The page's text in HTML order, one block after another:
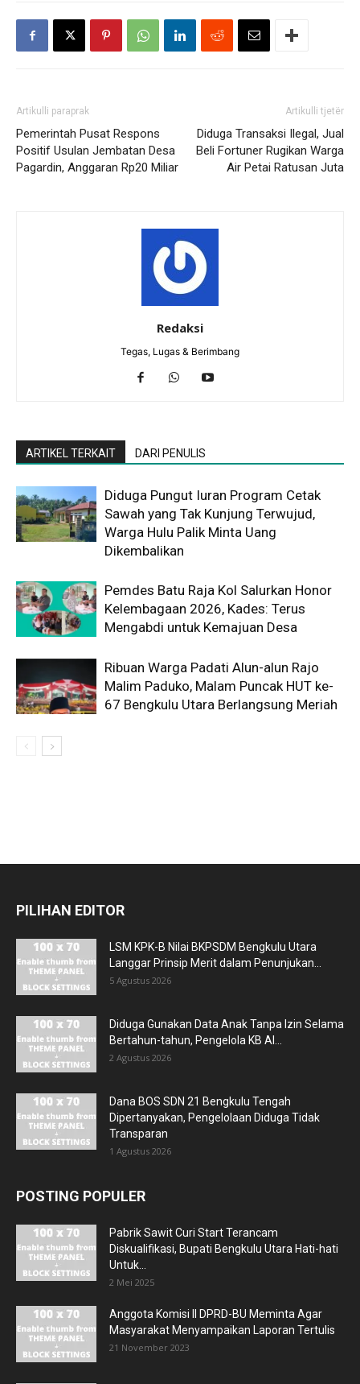
Artikulli paraprak
Pemerintah Pusat Respons
Positif Usulan Jembatan Desa
Pagardin, Anggaran Rp20 Miliar
Artikulli tjetër
Diduga Transaksi Ilegal, Jual
Beli Fortuner Rugikan Warga
Air Petai Ratusan Juta
Redaksi
Tegas, Lugas & Berimbang
ARTIKEL TERKAIT DARI PENULIS
Diduga Pungut Iuran Program Cetak
Sawah yang Tak Kunjung Terwujud,
Warga Hulu Palik Minta Uang
Dikembalikan
Pemdes Batu Raja Kol Salurkan Honor
Kelembagaan 2026, Kades: Terus
Mengabdi untuk Kemajuan Desa
Ribuan Warga Padati Alun-alun Rajo
Malim Paduko, Malam Puncak HUT ke-
67 Bengkulu Utara Berlangsung Meriah
PILIHAN EDITOR
LSM KPK-B Nilai BKPSDM Bengkulu Utara
Langgar Prinsip Merit dalam Penunjukan...
5 Agustus 2026
Diduga Gunakan Data Anak Tanpa Izin Selama
Bertahun-tahun, Pengelola KB Al...
2 Agustus 2026
Dana BOS SDN 21 Bengkulu Tengah
Dipertanyakan, Pengelolaan Diduga Tidak
Transparan
1 Agustus 2026
POSTING POPULER
Pabrik Sawit Curi Start Terancam
Diskualifikasi, Bupati Bengkulu Utara Hati-hati
Untuk...
2 Mei 2025
Anggota Komisi II DPRD-BU Meminta Agar
Masyarakat Menyampaikan Laporan Tertulis
21 November 2023